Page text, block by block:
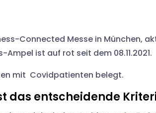
Connected Messe in München,
ist auf rot seit dem 08.11.2021.
mit Covidpatienten belegt.
das entscheidende